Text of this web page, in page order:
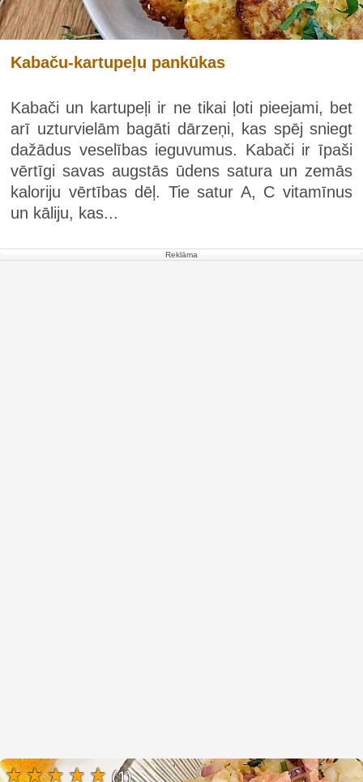
Kabaču-kartupeļu pankūkas
Kabači un kartupeļi ir ne tikai ļoti pieejami, bet
arī uzturvielām bagāti dārzeņi, kas spēj sniegt
dažādus veselības ieguvumus. Kabači ir īpaši
vērtīgi savas augstās ūdens satura un zemās
kaloriju vērtības dēļ. Tie satur A, C vitamīnus
un kāliju, kas...
Reklāma
(1)